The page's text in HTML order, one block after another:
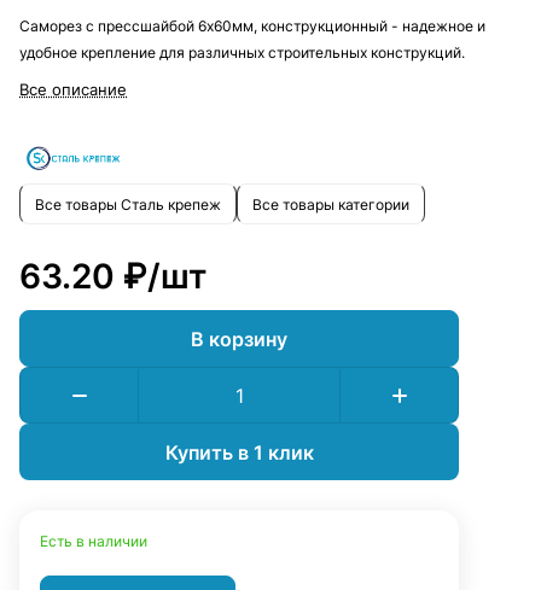
Саморез с прессшайбой 6х60мм, конструкционный - надежное и
удобное крепление для различных строительных конструкций.
Все описание
Все товары Сталь крепеж Все товары категории
63.20 ₽/шт
В корзину
Купить в 1 клик
Есть в наличии